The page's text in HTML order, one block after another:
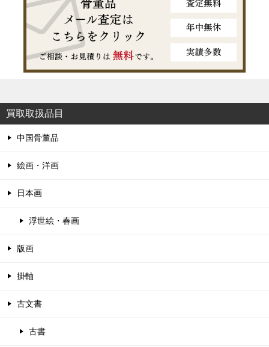
買取取扱品目
中国骨董品
絵画・洋画
日本画
浮世絵・春画
版画
掛軸
古文書
古書